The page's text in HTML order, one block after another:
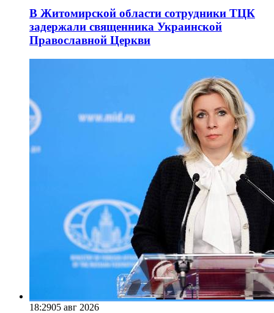
В Житомирской области сотрудники ТЦК
задержали священника Украинской
Православной Церкви
18:2905 авг 2026